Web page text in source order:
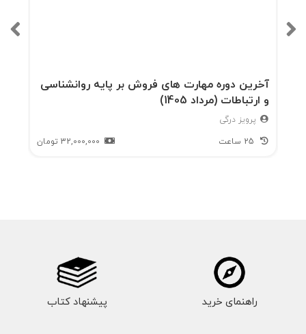
چهار رفتار مطلوب؛
مذاکره‌ی یک شرکت نوشیدنی‌های میوه‌ای و شرکت
شیشه‌ی کنتیننتال؛
آخرین دوره مهارت های فروش بر پایه روانشناسی
و ارتباطات (مرداد 1405)
پرویز درگی
32,000,000 تومان
راهنمای خرید پیشنهاد کتاب